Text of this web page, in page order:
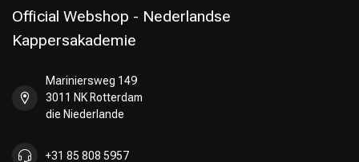
Official Webshop - Nederlandse
Kappersakademie
Mariniersweg 149
3011 NK Rotterdam
die Niederlande
+31 85 808 5957